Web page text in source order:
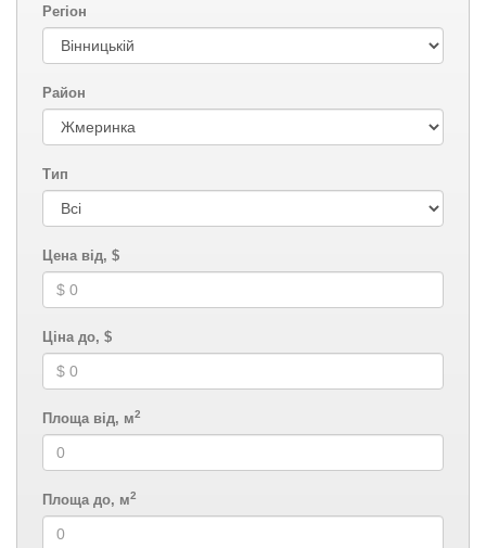
Регіон
Район
Тип
Цена від, $
Ціна до, $
Площа від, м2
Площа до, м2